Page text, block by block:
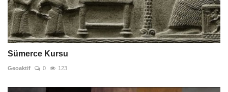
Sümerce Kursu
Geoaktif 0 123